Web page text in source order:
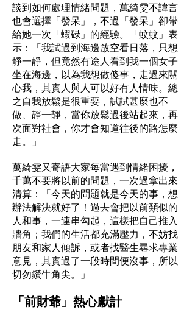
談到如何處理情緒問題，萬綺雯不諱言
也會選擇「發呆」
，不過「發呆」卻帶
給她一次「蝦碌」的經驗。「蚊蚊」表
示：「我試過到海邊放空看日落，只想
靜一靜，但竟然有途人看到我一個女子
坐在海邊，以為我想做傻事，走過來關
心我，其實人與人可以好有人情味。總
之自我放鬆是很重要，試試甚麼也不
做、靜一靜，當你放鬆過後站起來，再
次面對社會，你才會知道往後的路怎麼
走。」
萬綺雯又寄語大家每當遇到情緒困擾，
千萬不要將以前的問題，一次過拿出來
清算：「今天的問題就是今天的事，想
辦法解決就好了！過去會把以前類似的
人和事，一連串勾起，這樣把自己推入
牆角；我們的生活都充滿壓力，不妨找
朋友和家人傾訴，或者找醫生尋求專業
意見，其實過了一段時間便沒事，所以
切勿鑽牛角尖。」
「前財爺」熱心獻計